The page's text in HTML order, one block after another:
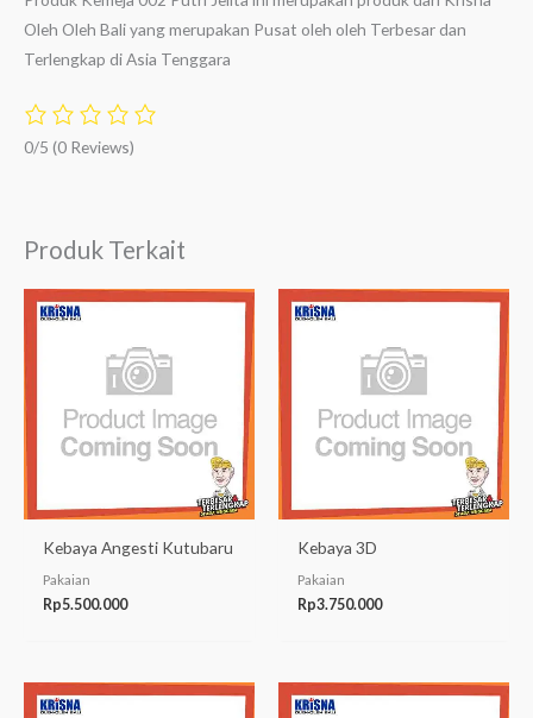
Oleh Oleh Bali yang merupakan Pusat oleh oleh Terbesar dan
Terlengkap di Asia Tenggara
0/5 (0 Reviews)
Produk Terkait
Kebaya Angesti Kutubaru
Pakaian
Rp5.500.000
Kebaya 3D
Pakaian
Rp3.750.000